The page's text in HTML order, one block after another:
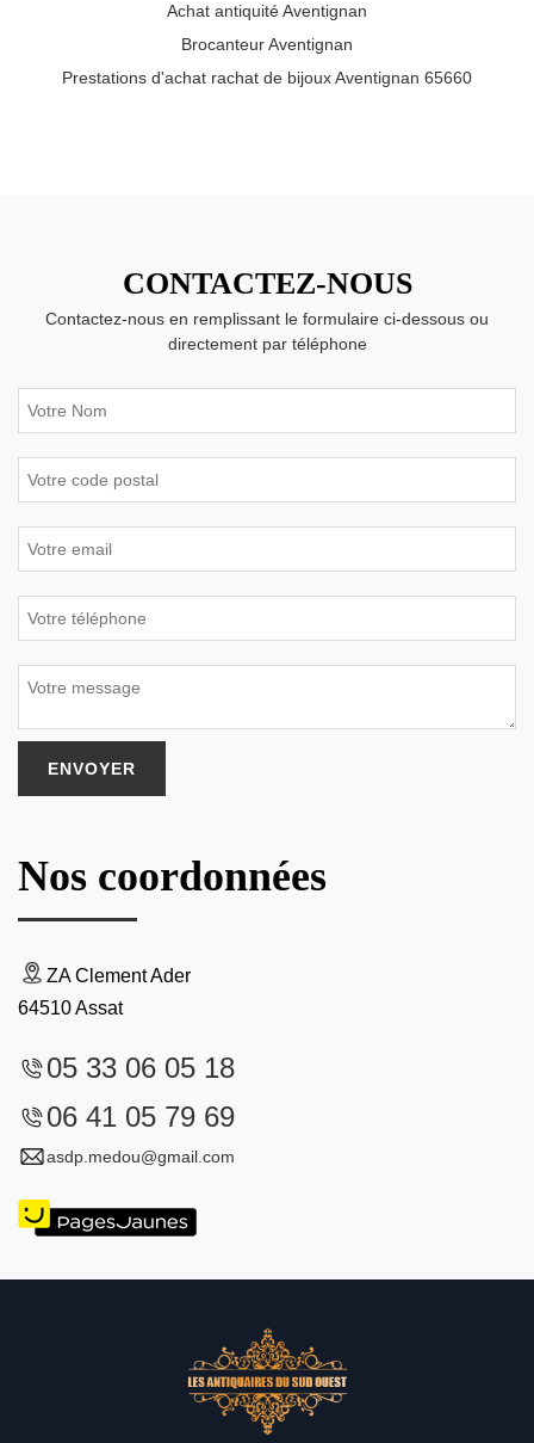
Achat antiquité Aventignan
Brocanteur Aventignan
Prestations d'achat rachat de bijoux Aventignan 65660
CONTACTEZ-NOUS
Contactez-nous en remplissant le formulaire ci-dessous ou
directement par téléphone
Nos coordonnées
ZA Clement Ader
64510 Assat
05 33 06 05 18
06 41 05 79 69
asdp.medou@gmail.com